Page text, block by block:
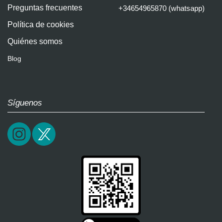
Preguntas frecuentes
Política de cookies
Quiénes somos
Blog
+34654965870 (whatsapp)
Síguenos